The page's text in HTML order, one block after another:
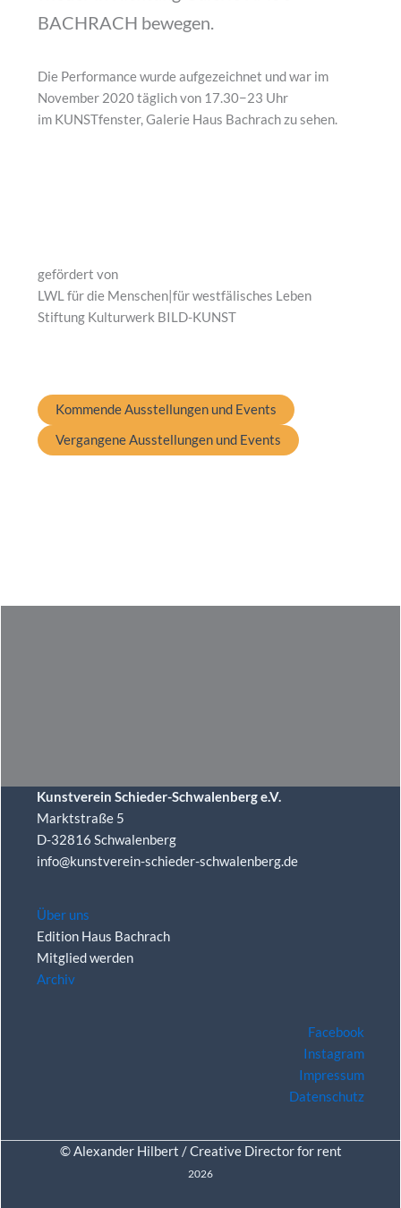
BACHRACH bewegen.
Die Performance wurde aufgezeichnet und war im
November 2020 täglich von 17.30−23 Uhr
im KUNSTfenster, Galerie Haus Bachrach zu sehen.
gefördert von
LWL für die Menschen|für westfälisches Leben
Stiftung Kulturwerk BILD-KUNST
Kommende Ausstellungen und Events
Vergangene Ausstellungen und Events
Kunstverein Schieder-Schwalenberg e.V.
Marktstraße 5
D-32816 Schwalenberg
info@kunstverein-schieder-schwalenberg.de
Über uns
Edition Haus Bachrach
Mitglied werden
Archiv
Facebook
Instagram
Impressum
Datenschutz
© Alexander Hilbert /Creative Director for rent
2026